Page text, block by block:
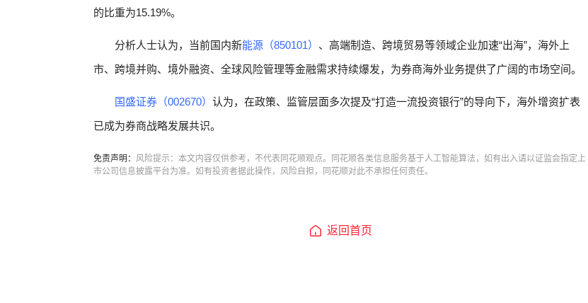
的比重为15.19%。
分析人士认为，当前国内新能源（850101） 、高端制造、跨境贸易等领域企业加速“出海”，海外上
市、跨境并购、境外融资、全球风险管理等金融需求持续爆发，为券商海外业务提供了广阔的市场空间。
国盛证券（002670） 认为，在政策、监管层面多次提及“打造一流投资银行”的导向下，海外增资扩表
已成为券商战略发展共识。
免责声明： 风险提示：本文内容仅供参考，不代表同花顺观点。同花顺各类信息服务基于人工智能算法，如有出入请以证监会指定上
市公司信息披露平台为准。如有投资者据此操作，风险自担，同花顺对此不承担任何责任。
返回首页